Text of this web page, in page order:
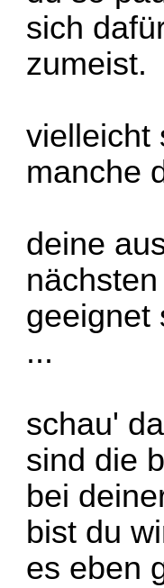
sich
zumeist.
vielleicht
manche
deine
geeignet
...
schau'
sind die
bei
bist du
es eben